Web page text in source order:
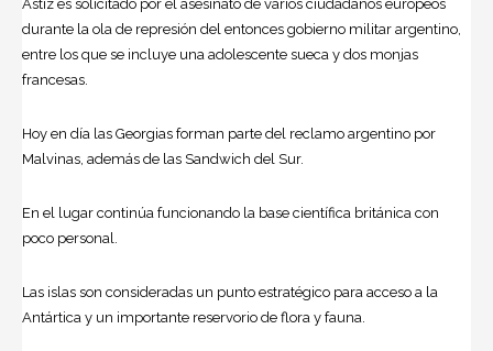
Astiz es solicitado por el asesinato de varios ciudadanos europeos
durante la ola de represión del entonces gobierno militar argentino,
entre los que se incluye una adolescente sueca y dos monjas
francesas.
Hoy en día las Georgias forman parte del reclamo argentino por
Malvinas, además de las Sandwich del Sur.
En el lugar continúa funcionando la base científica británica con
poco personal.
Las islas son consideradas un punto estratégico para acceso a la
Antártica y un importante reservorio de flora y fauna.